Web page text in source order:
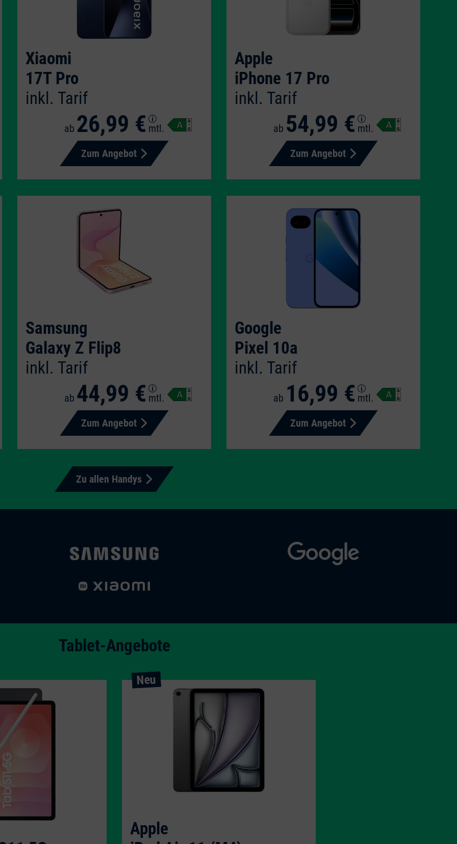
Xiaomi
17T Pro
inkl. Tarif
ab 26,99 € mtl.
Zum Angebot
Apple
iPhone 17 Pro
inkl. Tarif
ab 54,99 € mtl.
Zum Angebot
Samsung
Galaxy Z Flip8
inkl. Tarif
ab 44,99 € mtl.
Zum Angebot
Google
Pixel 10a
inkl. Tarif
ab 16,99 € mtl.
Zum Angebot
Zu allen Handys
Tablet-Angebote
Neu
Apple